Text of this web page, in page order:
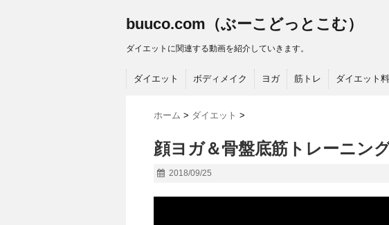
buuco.com（ぶーこどっとこむ）
ダイエットに関連する動画を紹介していきます。
ダイエット ボディメイク ヨガ 筋トレ ダイエット
ホーム > ダイエット >
顔ヨガ＆骨盤底筋トレーニン
2018/09/25